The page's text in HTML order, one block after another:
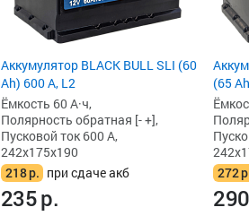
Аккумулятор BLACK BULL SLI (60
Ah) 600 А, L2
Ёмкость 60 А·ч,
Полярность обратная [- +],
Пусковой ток 600 А,
242x175x190
218р. при сдаче акб
235р.
(65
272
290